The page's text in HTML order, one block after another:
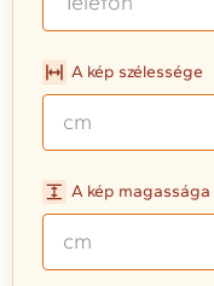
A kép szélessége
A kép magassága